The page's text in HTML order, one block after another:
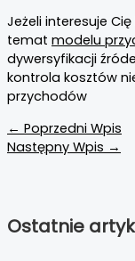
Jeżeli interesuje
temat modelu
dywersyfikacji
kontrola kosztów
przychodów
← Poprzedni Wpis
Następny Wpis →
Ostatnie